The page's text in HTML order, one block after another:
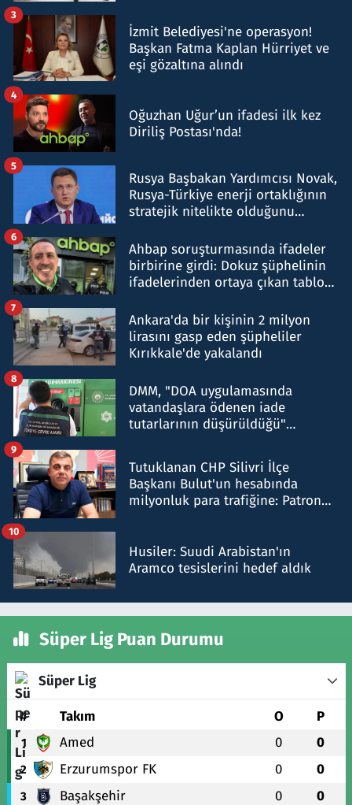
İzmit Belediyesi'ne operasyon!
Başkan Fatma Kaplan Hürriyet ve
eşi gözaltına alındı
3
Oğuzhan Uğur’un ifadesi ilk kez
Diriliş Postası'nda!
4
Rusya Başbakan Yardımcısı Novak,
Rusya-Türkiye enerji ortaklığının
stratejik nitelikte olduğunu
5
Ahbap soruşturmasında ifadeler
birbirine girdi: Dokuz şüphelinin
ifadelerinden ortaya çıkan tablo
6
Ankara'da bir kişinin 2 milyon
lirasını gasp eden şüpheliler
Kırıkkale'de yakalandı
7
DMM, "DOA uygulamasında
vatandaşlara ödenen iade
tutarlarının düşürüldüğü"
8
Tutuklanan CHP Silivri İlçe
Başkanı Bulut'un hesabında
milyonluk para trafiğine: Patron
9
Husiler: Suudi Arabistan'ın
Aramco tesislerini hedef aldık
10
Süper Lig Puan Durumu
Süper Lig
# Takım O P
1 Amed 0 0
2 Erzurumspor FK 0 0
3 Başakşehir 0 0